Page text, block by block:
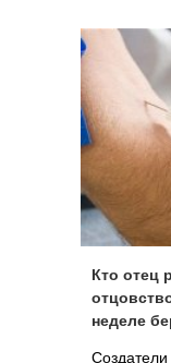
Кто отец
неделе